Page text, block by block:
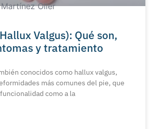
Valgus): Qué son,
y tratamiento
conocidos como hallux valgus,
más comunes del pie, que
como a la